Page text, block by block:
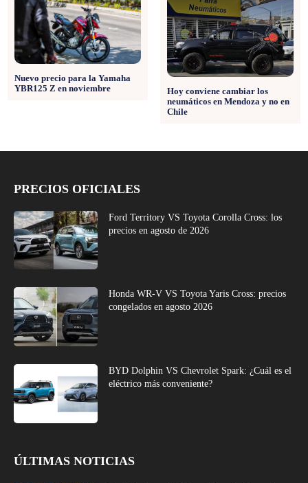
Nuevo precio para la Yamaha
YBR125 Z en noviembre
Hoy conviene cambiar los
neumáticos en Mendoza y no en
Chile
PRECIOS OFICIALES
Ford Territory VS Toyota Corolla Cross: los
precios en agosto de 2026
Honda WR-V VS Toyota Yaris Cross: precios
congelados en agosto 2026
BYD Dolphin VS Chevrolet Spark: ¿Cuál es el
eléctrico más conveniente?
ÚLTIMAS NOTICIAS